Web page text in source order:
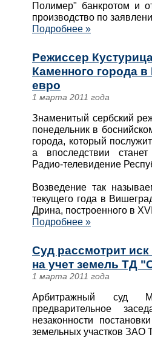
Полимер" банкротом и
производство по
Подробнее »
Режиссер
Каменного города
евро
1 марта 2011 года
Знаменитый сербский
понедельник в
города, который
а впоследствии
Радио-телевидение
Возведение так
текущего года в
Дрина, построенного в
Подробнее »
Суд рассмотрит иск
на учет земель ТД
1 марта 2011 года
Арбитражный суд
предварительное
незаконности
земельных участков ЗАО